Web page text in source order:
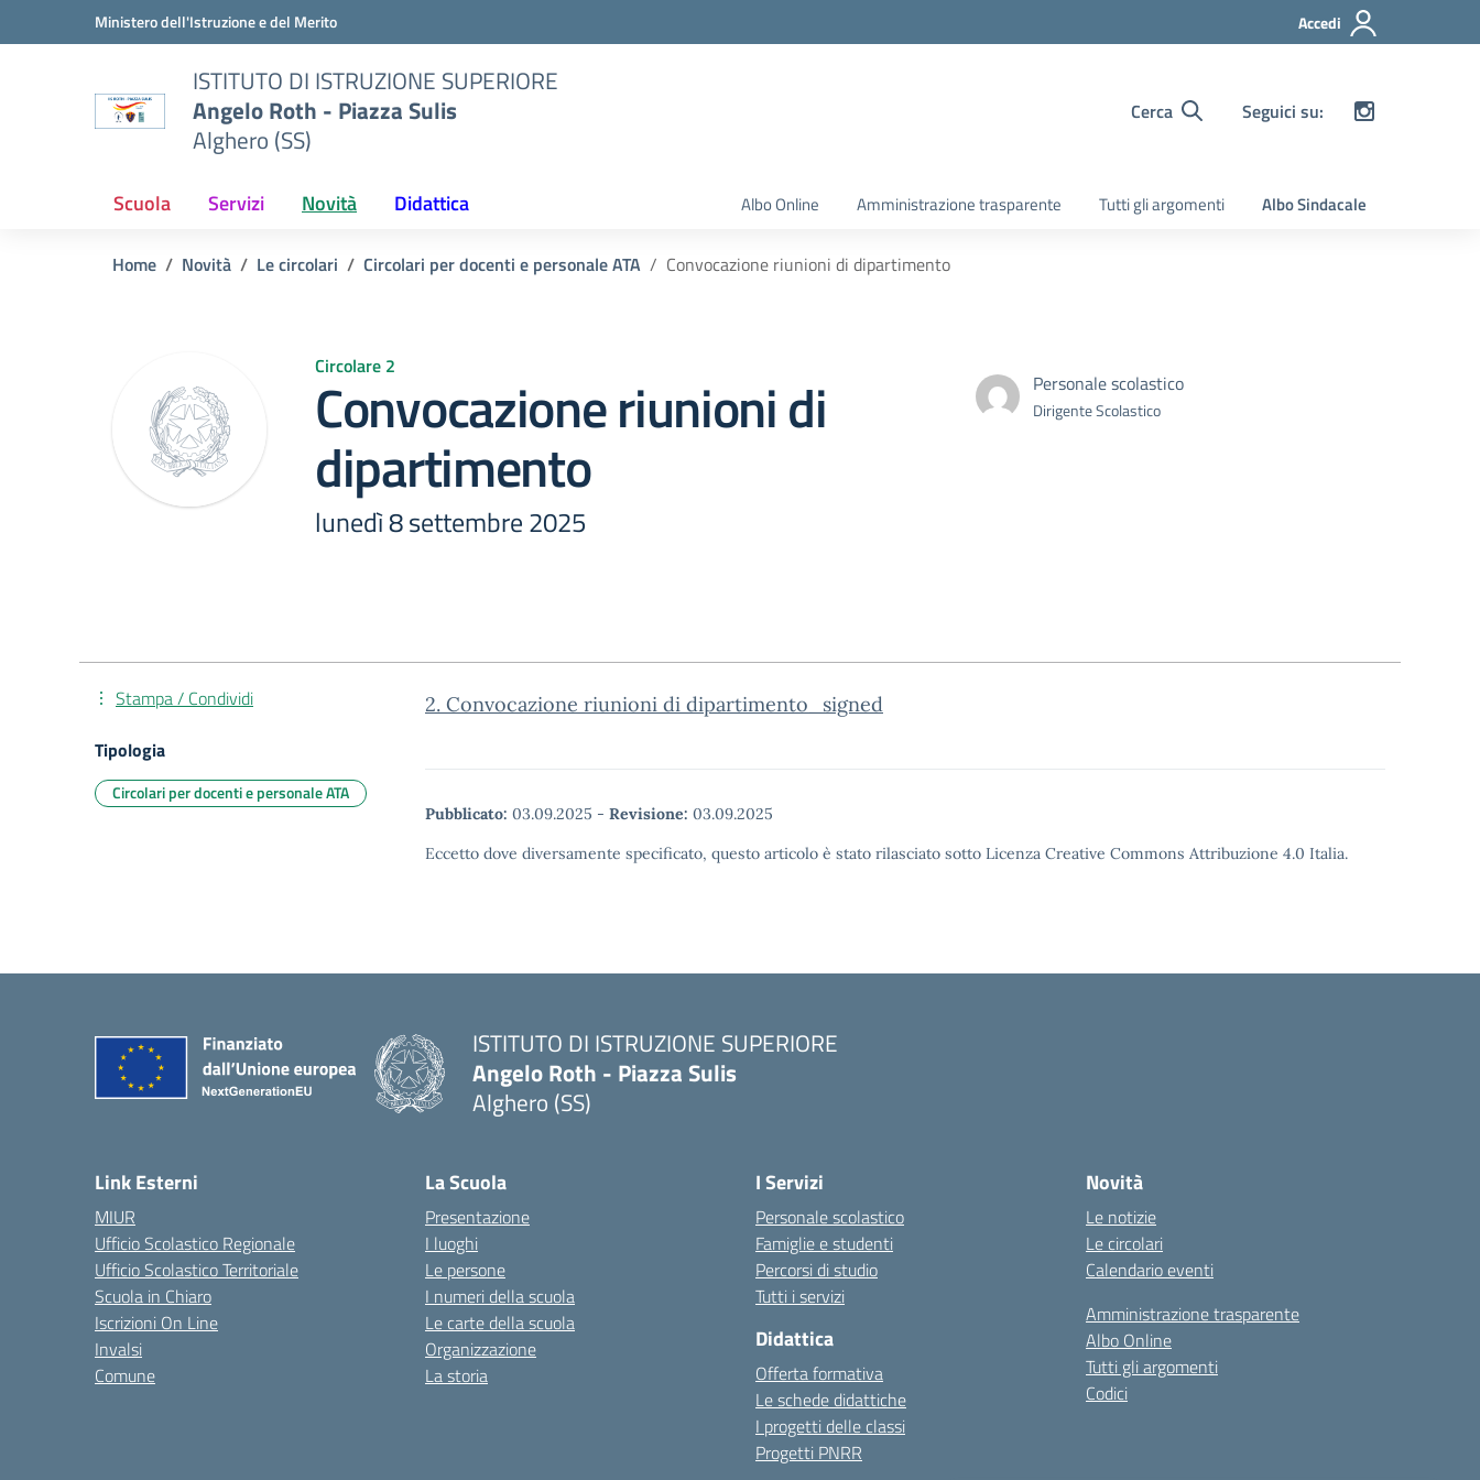
Vai ai contenuti
Vai al menu di navigazioneMinistero dell'Istruzione e del Merito Accedi
ISTITUTO DI ISTRUZIONE SUPERIORE
Angelo Roth - Piazza Sulis
Alghero (SS)
Cerca Seguici su:
Scuola Servizi Novità Didattica Albo Online Amministrazione trasparente Tutti gli argomenti Albo Sindacale
Home Novità Le circolari Circolari per docenti e personale ATA Convocazione riunioni di dipartimento
Circolare 2
Convocazione riunioni di
dipartimento
lunedì 8 settembre 2025
Personale scolastico
Dirigente Scolastico
2. Convocazione riunioni di dipartimento_signed
Pubblicato: 03.09.2025 - Revisione: 03.09.2025
Eccetto dove diversamente specificato, questo articolo è stato rilasciato sotto Licenza Creative Commons Attribuzione 4.0 Italia.
Stampa / Condividi
Tipologia
Circolari per docenti e personale ATA
ISTITUTO DI ISTRUZIONE SUPERIORE
Angelo Roth - Piazza Sulis
Alghero (SS)
Link Esterni
MIUR
Ufficio Scolastico Regionale
Ufficio Scolastico Territoriale
Scuola in Chiaro
Iscrizioni On Line
Invalsi
Comune
La Scuola
Presentazione
I luoghi
Le persone
I numeri della scuola
Le carte della scuola
Organizzazione
La storia
I Servizi
Personale scolastico
Famiglie e studenti
Percorsi di studio
Tutti i servizi
Didattica
Offerta formativa
Le schede didattiche
I progetti delle classi
Progetti PNRR
Novità
Le notizie
Le circolari
Calendario eventi
Amministrazione trasparente
Albo Online
Tutti gli argomenti
Codici